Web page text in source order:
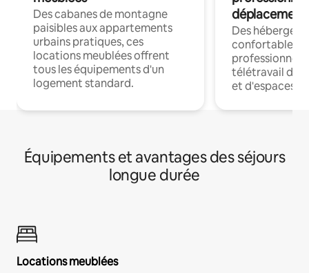
Des cabanes de montagne
paisibles aux appartements
urbains pratiques, ces
locations meublées offrent
tous les équipements d'un
logement standard.
déplacement
Des
confortables
professionnels
télétravail
et d'espaces
Équipements et avantages des séjours
longue durée
Locations meublées